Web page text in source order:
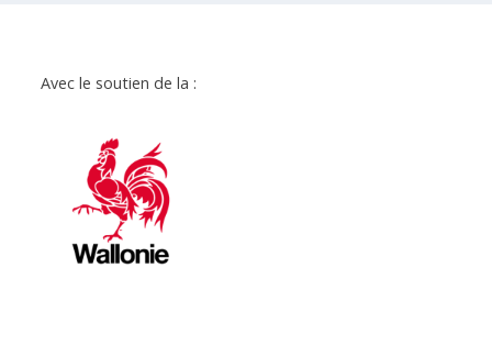
Avec le soutien de la :